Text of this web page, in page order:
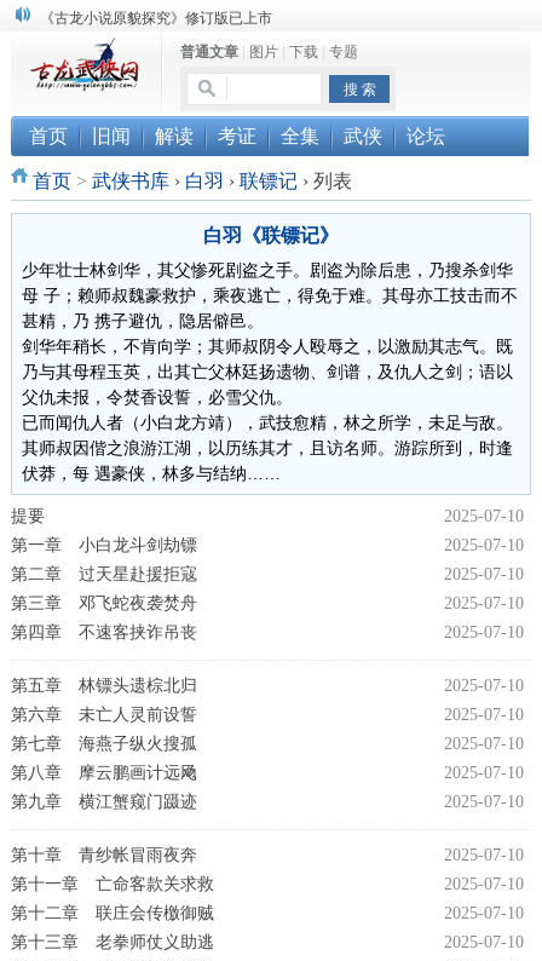
《古龙小说原貌探究》修订版已上市
顾雪衣《古龙武侠小说知见录》上市
“武侠书库”查缺补漏活动圆满结束
普通文章| 图片| 下载| 专题
首页 旧闻 解读 考证 全集 武侠 论坛
首页> 武侠书库 › 白羽 › 联镖记 ›列表
白羽《联镖记》
少年壮士林剑华，其父惨死剧盗之手。剧盗为除后患，乃搜杀剑华
母 子；赖师叔魏豪救护，乘夜逃亡，得免于难。其母亦工技击而不
甚精，乃 携子避仇，隐居僻邑。
剑华年稍长，不肯向学；其师叔阴令人殴辱之，以激励其志气。既
乃与其母程玉英，出其亡父林廷扬遗物、剑谱，及仇人之剑；语以
父仇未报，令焚香设誓，必雪父仇。
已而闻仇人者（小白龙方靖），武技愈精，林之所学，未足与敌。
其师叔因偕之浪游江湖，以历练其才，且访名师。游踪所到，时逢
伏莽，每 遇豪侠，林多与结纳……
2025-07-10
提要
2025-07-10
第一章 小白龙斗剑劫镖
2025-07-10
第二章 过天星赴援拒寇
2025-07-10
第三章 邓飞蛇夜袭焚舟
2025-07-10
第四章 不速客挟诈吊丧
2025-07-10
第五章 林镖头遗棕北归
2025-07-10
第六章 未亡人灵前设誓
2025-07-10
第七章 海燕子纵火搜孤
2025-07-10
第八章 摩云鹏画计远飏
2025-07-10
第九章 横江蟹窥门蹑迹
2025-07-10
第十章 青纱帐冒雨夜奔
2025-07-10
第十一章 亡命客款关求救
2025-07-10
第十二章 联庄会传檄御贼
2025-07-10
第十三章 老拳师仗义助逃